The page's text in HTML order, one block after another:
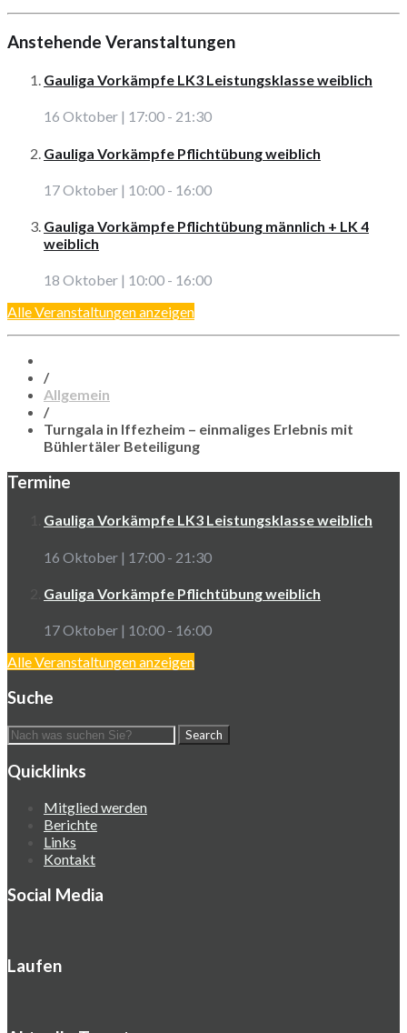
Anstehende Veranstaltungen
Gauliga Vorkämpfe LK3 Leistungsklasse weiblich
16 Oktober | 17:00 - 21:30
Gauliga Vorkämpfe Pflichtübung weiblich
17 Oktober | 10:00 - 16:00
Gauliga Vorkämpfe Pflichtübung männlich + LK 4
weiblich
18 Oktober | 10:00 - 16:00
Alle Veranstaltungen anzeigen
/
Allgemein
/
Turngala in Iffezheim – einmaliges Erlebnis mit
Bühlertäler Beteiligung
Termine
Gauliga Vorkämpfe LK3 Leistungsklasse weiblich
16 Oktober | 17:00 - 21:30
Gauliga Vorkämpfe Pflichtübung weiblich
17 Oktober | 10:00 - 16:00
Alle Veranstaltungen anzeigen
Suche
Quicklinks
Mitglied werden
Berichte
Links
Kontakt
Social Media
Laufen